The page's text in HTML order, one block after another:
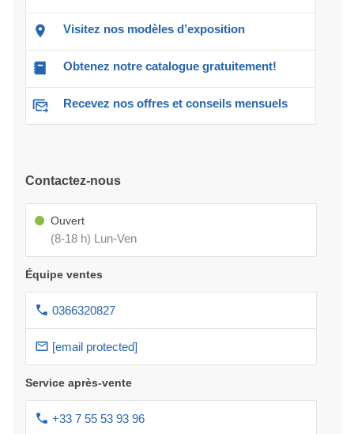
Visitez nos modèles d’exposition
Obtenez notre catalogue gratuitement!
Recevez nos offres et conseils mensuels
Contactez-nous
Ouvert
(8-18 h) Lun-Ven
Équipe ventes
0366320827
[email protected]
Service après-vente
+33 7 55 53 93 96